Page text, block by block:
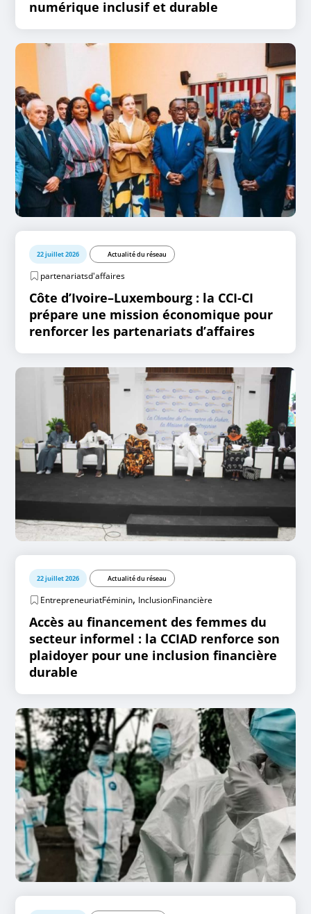
numérique inclusif et durable
22 juillet 2026 Actualité du réseau
partenariatsd'affaires
Côte d’Ivoire–Luxembourg : la CCI-CI
prépare une mission économique pour
renforcer les partenariats d’affaires
22 juillet 2026 Actualité du réseau
EntrepreneuriatFéminin, InclusionFinancière
Accès au financement des femmes du
secteur informel : la CCIAD renforce son
plaidoyer pour une inclusion financière
durable